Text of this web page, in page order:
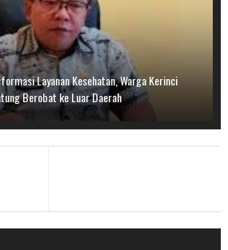
Layanan Kesehatan, Warga Kerinci
Berobat ke Luar Daerah